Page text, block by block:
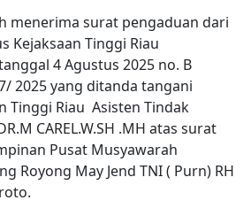
menerima surat pengaduan dari
Kejaksaan Tinggi Riau
4 Agustus 2025 no. B
2025 yang ditanda tangani
Tinggi Riau Asisten Tindak
CAREL.W.SH .MH atas surat
Pusat Musyawarah
Royong May Jend TNI ( Purn) RH